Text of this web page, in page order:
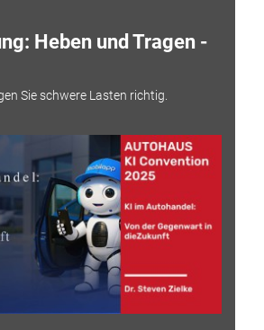
Heben und Tragen -
Sie schwere Lasten richtig.